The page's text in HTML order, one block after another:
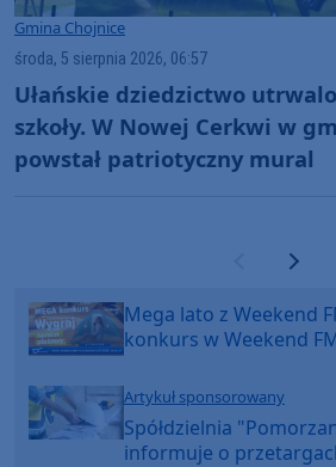
Gmina Chojnice
środa, 5 sierpnia 2026, 06:57
Ułańskie dziedzictwo
szkoły. W Nowej Cerkwi w
powstał patriotyczny mural
Mega lato z Weekend
konkurs w Weekend
Artykuł sponsorowany
Spółdzielnia
informuje o